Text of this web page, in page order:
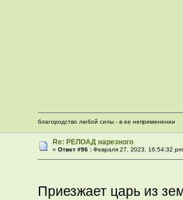
благородство любой силы - в ее неприменении
Re: РЕЛОАД нарезного
«Ответ #96 : Февраля 27, 2023, 16:54:32
Приезжает царь из